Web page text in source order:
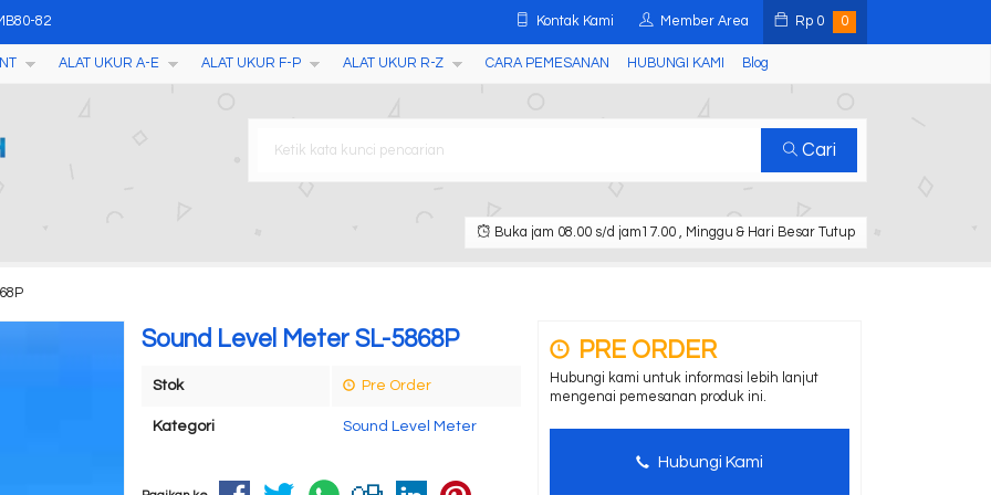
82
Kolam Renang KCP01
Kontak Kami Member Area Rp 0 0
ALAT UKUR A-E ALAT UKUR F-P ALAT UKUR R-Z CARA PEMESANAN HUBUNGI KAMI Blog
Cari
Buka jam 08.00 s/d jam17.00 , Minggu & Hari Besar Tutup
Sound Level Meter SL-5868P
Stok Pre Order
Kategori Sound Level Meter
PRE ORDER
Hubungi kami untuk informasi lebih lanjut
mengenai pemesanan produk ini.
Hubungi Kami